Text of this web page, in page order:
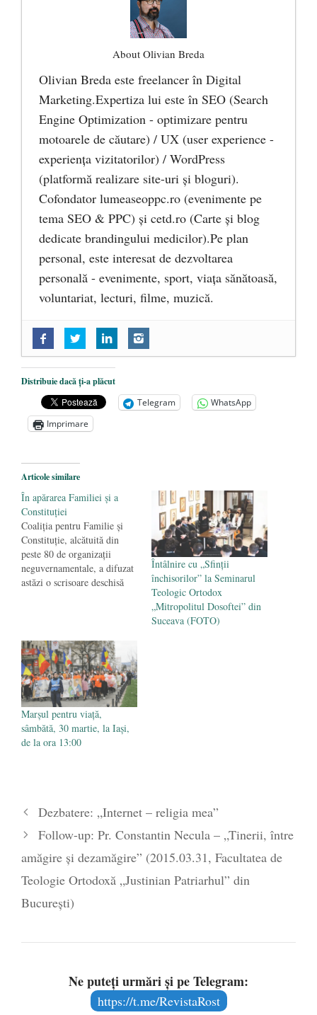
About Olivian Breda
Olivian Breda este freelancer în Digital
Marketing.Expertiza lui este în SEO (Search
Engine Optimization - optimizare pentru
motoarele de căutare) / UX (user experience -
experiența vizitatorilor) / WordPress
(platformă realizare site-uri și bloguri).
Cofondator lumeaseoppc.ro (evenimente pe
tema SEO & PPC) și cetd.ro (Carte și blog
dedicate brandingului medicilor).Pe plan
personal, este interesat de dezvoltarea
personală - evenimente, sport, viața sănătoasă,
voluntariat, lecturi, filme, muzică.
Follow-up: Conferință – Costion
Biserica Sfinții Chiril și Metodiu,
USAMV)
- 29 martie 2020
Follow-up: Dr. Andrei Dîrlău – conferința
(2019.11.25, Biserica Sfântul Silvestru)
29 martie 2020
Follow-up: Conferință – Prof.univ.dr.
Nicolae Constantinescu – „Nu te teme!”
(2019.12.08, Biserica Sfinții Chiril și
Metodiu) - 29 martie 2020
Distribuie dacă ți-a plăcut
Telegram
WhatsApp
Imprimare
Articole similare
În apărarea Familiei şi a
Constituţiei
Coaliţia pentru Familie şi
Constituţie, alcătuită din
peste 80 de organizaţii
neguvernamentale, a difuzat
astăzi o scrisoare deschisă
politică a ministerului "în
sprijinul valorilor educației
și familiei, pentru protejarea
dreptului copiilor la o
educație sănătoasă". De
asemenea, Coaliţia
apreciază…
Întâlnire cu „Sfinții
închisorilor” la Seminarul
Teologic Ortodox
„Mitropolitul Dosoftei” din
Suceava (FOTO)
Marșul pentru viață,
sâmbătă, 30 martie, la Iași,
de la ora 13:00
Dezbatere: „Internet – religia mea”
Follow-up: Pr. Constantin Necula – „Tinerii, între
amăgire şi dezamăgire” (2015.03.31, Facultatea de
Teologie Ortodoxă „Justinian Patriarhul” din
București)
Ne puteți urmări și pe Telegram:
https://t.me/RevistaRost